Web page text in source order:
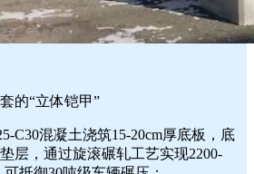
的“立体铠甲”
C30混凝土浇筑15-20cm厚底板，底
层，通过旋滚碾轧工艺实现2200-